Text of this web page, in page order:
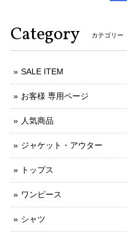
Category カテゴリー
SALE ITEM
お客様 専用ページ
人気商品
ジャケット・アウター
トップス
ワンピース
シャツ